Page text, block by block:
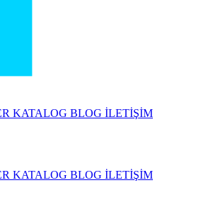
KATALOG BLOG İLETİŞİM
KATALOG BLOG İLETİŞİM